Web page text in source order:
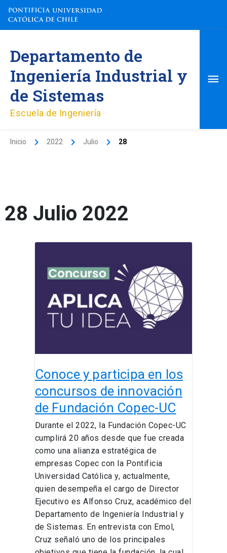
contenido
Departamento de
Ingeniería Industrial y
de Sistemas
Escuela de Ingeniería
Inicio 2022 Julio 28
28 Julio 2022
Conoce y participa en los
concursos de innovación
de Fundación Copec-UC
Durante el 2022, la Fundación Copec-UC
cumplirá 20 años desde que fue creada
como una alianza estratégica de
empresas Copec con la Pontificia
Universidad Católica y, actualmente,
quien desempeña el cargo de Director
Ejecutivo es Alfonso Cruz, académico del
Departamento de Ingeniería Industrial y
de Sistemas. En entrevista con Emol,
Cruz señaló uno de los principales
participa
concursos
Copec-
UC